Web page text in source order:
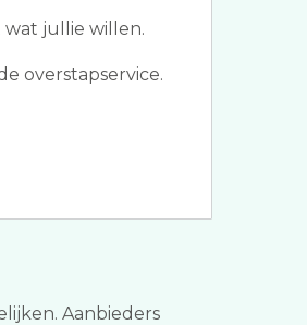
jullie willen.
overstapservice.
Aanbieders